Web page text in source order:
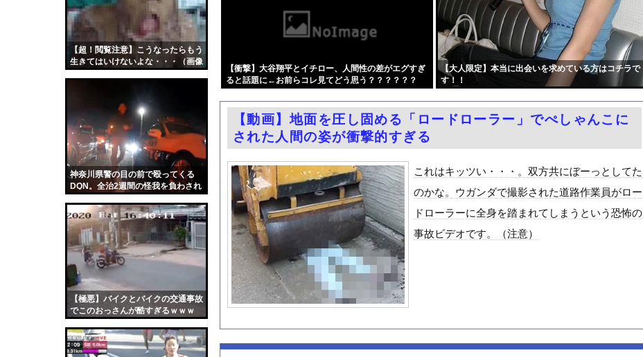
【超！閲覧注意】こうなったらもう
生きてはいけないよな・・・（画像
神奈川県警の目の前で殴ってくる
DQN。全治2週間の怪我を負わされ
【極悪】バイクとバイクの交通事故
でこのおっさんが酷すぎるｗｗｗ
ドワンゴ川上「みい山への『障害者への配慮が足りない』という批判は害悪。障害者に関わる...
【広島】廿日市の中学野球部員死亡事故 書類送検の医師、別人のCT画像で診察した疑い ...
巨乳悦楽のおすすめAV!巨乳女優とのパイズリやコスプレセックス!
今日撮れたK大学文〇学部JD1年のフェラシーンがコチラ
熊本県知事の要請をガン無視したTBS、避難所に取材班が押し入ってプライバシーに全く配...
【画像】新聞さん、壮大な縦読みを仕込んでしまう・・・
共産党「熊本地震救援募金のお願いをしていたところ、中指を立てられました。嫌がらせ酷い...
【動画】女子アナさん、ノーブラでうっかり衣装から乳首が透けてしまう放送事故ｗｗｗ
お前らがメイドイン韓国で認めてるもの 「キムチ」あと3つは？
中国「大洪水！」三峡ダム「9門開放！（全力放流」中国都市「三峡沿線の道路水没」中国政...
職場の人妻と不倫をして、ついに、、、
韓国国会、サッカー前代表監督を追及「なぜ負けたのか」
日本旅行キャンセルすべきか…1万年ぶり史上最大級の火山の兆し＝韓国の反応
うちのネコが目の前にいた。私が上に物を投げるフリをする → 猫はこうなります…
【速報】THE TIMEの女子アナ、前屈みで乳パッドのようなものが見えてしまう
2026年度 暑さのピーク終了
【画像】インフルエンサー「20歳でアルファード一括で買えちゃう私って素敵」
【衝撃】大谷翔平とイチロー、人間性の差がエグすぎ
ると話題に←お前らコレ見てどう思う？？？？？？
【大人限定】本当に出会いを求めている方はコチラで
す！！
自動
更新
【動画】地面を圧し固める「ロードローラー」でぺしゃんこに
された人間の姿が衝撃的すぎる
これはキッツい・・・。双方共にぼーっとしてた
のかな。ウガンダで撮影された道路作業員がロー
ドローラーに全身を踏まれてしまうという恐怖の
事故ビデオです。（注意）